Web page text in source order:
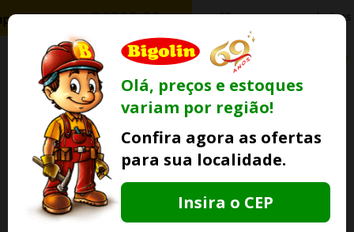
Informeseu CEP
Olá, preços e estoques
variam por região!
Confira agora as ofertas
para sua localidade.
Insira o CEP
Ofertas
Lojas Fisicas
Conta
Whatsapp